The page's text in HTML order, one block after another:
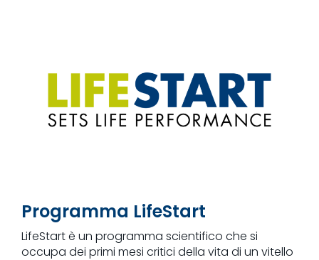
Programma LifeStart
LifeStart è un programma scientifico che si
occupa dei primi mesi critici della vita di un vitello